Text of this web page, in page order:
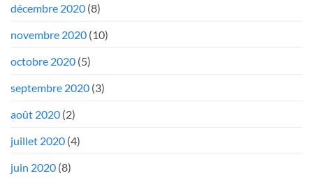
décembre 2020 (8)
novembre 2020 (10)
octobre 2020 (5)
septembre 2020 (3)
août 2020 (2)
juillet 2020 (4)
juin 2020 (8)